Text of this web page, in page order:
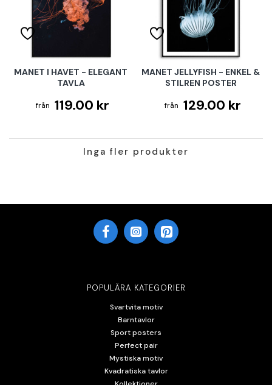
MANET I HAVET - ELEGANT
TAVLA
119.00 kr
MANET JELLYFISH - ENKEL &
STILREN POSTER
129.00 kr
Inga fler produkter
POPULÄRA KATEGORIER
Svartvita motiv
Barntavlor
Sport posters
Perfect pair
Mystiska motiv
Kvadratiska tavlor